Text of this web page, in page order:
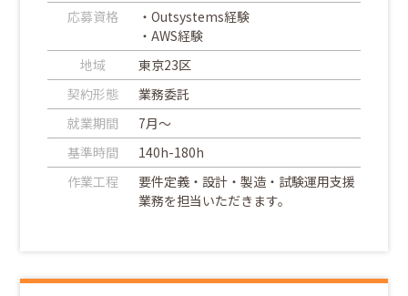
応募資格
・Outsystems経験
・AWS経験
地域
東京23区
契約形態
業務委託
就業期間
7月～
基準時間
140h-180h
作業工程
要件定義・設計・製造・試験運用支援
業務を担当いただきます。